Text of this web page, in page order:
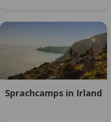
Sprachcamps in Irland